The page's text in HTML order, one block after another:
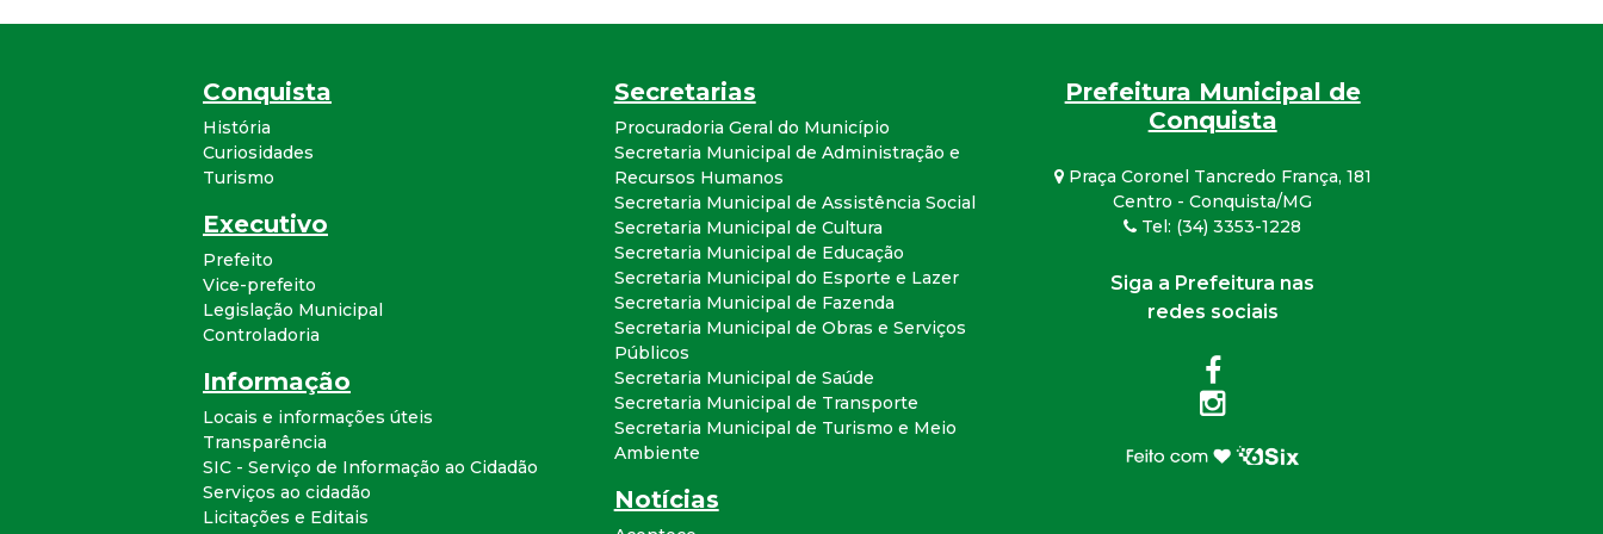
a
l
d
e
C
o
n
q
u
Conquista
História
Curiosidades
Turismo
Executivo
Prefeito
Vice-prefeito
Legislação Municipal
Controladoria
Informação
Locais e informações úteis
Transparência
SIC - Serviço de Informação ao Cidadão
Serviços ao cidadão
Licitações e Editais
Secretarias
Procuradoria Geral do Município
Secretaria Municipal de Administração e
Recursos Humanos
Secretaria Municipal de Assistência Social
Secretaria Municipal de Cultura
Secretaria Municipal de Educação
Secretaria Municipal do Esporte e Lazer
Secretaria Municipal de Fazenda
Secretaria Municipal de Obras e Serviços
Públicos
Secretaria Municipal de Saúde
Secretaria Municipal de Transporte
Secretaria Municipal de Turismo e Meio
Ambiente
Notícias
Prefeitura Municipal de
Conquista
Praça Coronel Tancredo França, 181
Centro - Conquista/MG
Tel: (34) 3353-1228
Siga a Prefeitura nas
redes sociais